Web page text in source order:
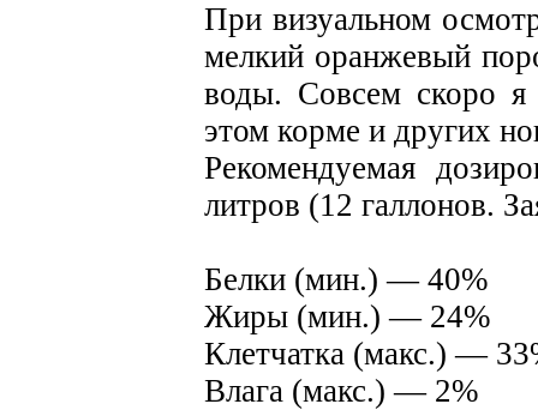
При визуальном
мелкий оранжевый
воды. Совсем скоро
этом корме и других
Рекомендуемая
литров (12 галлонов.
Белки (мин.) — 40%
Жиры (мин.) — 24%
Клетчатка (макс.) —
Влага (макс.) — 2%